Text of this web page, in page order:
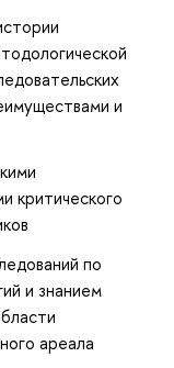
и
критического
по
и знанием
ареала